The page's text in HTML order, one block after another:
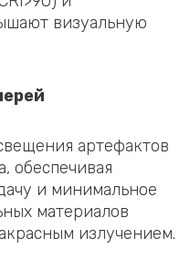
визуальную
артефактов
обеспечивая
и минимальное
материалов
излучением.